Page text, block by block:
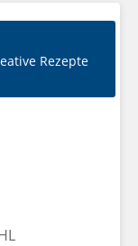
Rezepte